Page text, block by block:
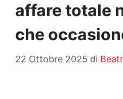
affare totale
che
22 Ottobre 2025 di